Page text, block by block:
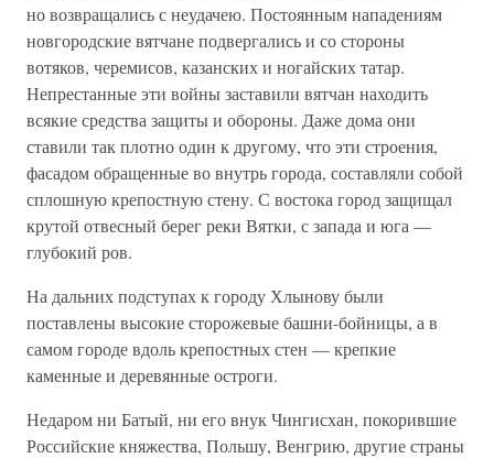
но возвращались с неудачею. Постоянным нападениям
новгородские вятчане подвергались и со стороны
вотяков, черемисов, казанских и ногайских татар.
Непрестанные эти войны заставили вятчан находить
всякие средства защиты и обороны. Даже дома они
ставили так плотно один к другому, что эти строения,
фасадом обращенные во внутрь города, составляли собой
сплошную крепостную стену. С востока город защищал
крутой отвесный берег реки Вятки, с запада и юга —
глубокий ров.
На дальних подступах к городу Хлынову были
поставлены высокие сторожевые башни-бойницы, а в
самом городе вдоль крепостных стен — крепкие
каменные и деревянные остроги.
Недаром ни Батый, ни его внук Чингисхан, покорившие
Российские княжества, Польшу, Венгрию, другие страны